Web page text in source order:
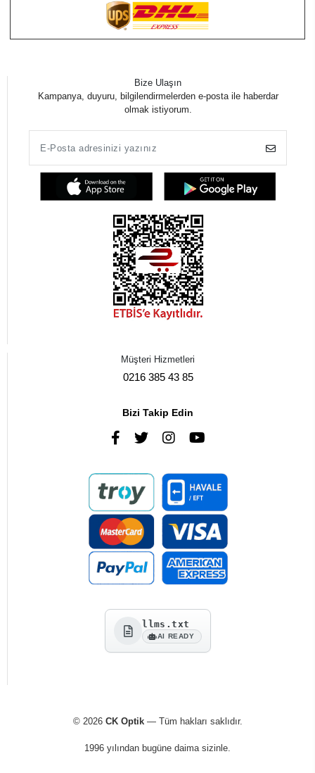
Bize Ulaşın
Kampanya, duyuru, bilgilendirmelerden e-posta ile haberdar
olmak istiyorum.
Müşteri Hizmetleri
0216 385 43 85
Bizi Takip Edin
llms.txt
AI READY
© 2026 CK Optik— Tüm hakları saklıdır.
1996 yılından bugüne daima sizinle.